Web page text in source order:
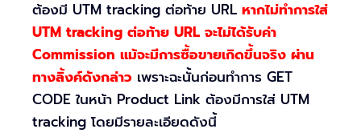
ต้องมี UTM tracking ต่อท้าย URL หากไม่ทำการใส่
UTM tracking ต่อท้าย URL จะไม่ได้รับค่า
Commission แม้จะมีการซื้อขายเกิดขึ้นจริง ผ่าน
ทางลิ้งค์ดังกล่าว เพราะฉะนั้นก่อนทำการ GET
CODE ในหน้า Product Link ต้องมีการใส่ UTM
tracking โดยมีรายละเอียดดังนี้